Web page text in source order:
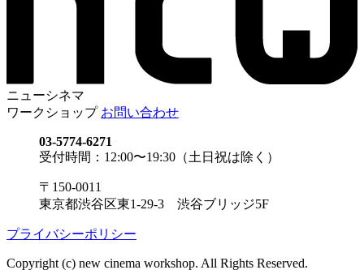
ニューシネマ
ワークショップ お問い合わせ
03-5774-6271
受付時間：12:00〜19:30（土日祝は除く）
〒150-0011
東京都渋谷区東1-29-3 渋谷ブリッジ5F
プライバシーポリシー
Copyright (c) new cinema workshop. All Rights Reserved.